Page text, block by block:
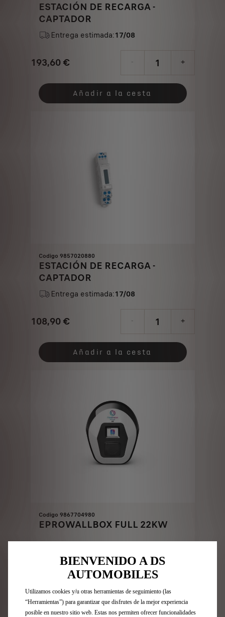
ESTACIÓN DE RECARGA -
CAPTADOR
Entrega estimada:17/08
193,60 €
Price
193,60
- +
Quantity
updated
Añadir a la cesta
Codigo 9857020880
ESTACIÓN DE RECARGA -
CAPTADOR
Entrega estimada:17/08
108,90 €
Price
108,90
- +
Quantity
updated
Añadir a la cesta
Codigo 9867704980
EPROWALLBOX FULL 22KW
€
Price
is
-
Quantity
updated
Añadir a la cesta
BIENVENIDO A DS
AUTOMOBILES
Utilizamos cookies y/u otras herramientas de seguimiento (las
“Herramientas”) para garantizar que disfrutes de la mejor experiencia
posible en nuestro sitio web. Estas nos permiten ofrecer funcionalidades